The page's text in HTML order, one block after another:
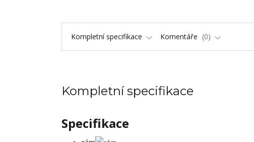
Kompletní specifikace Komentáře 0
Kompletní specifikace
Specifikace